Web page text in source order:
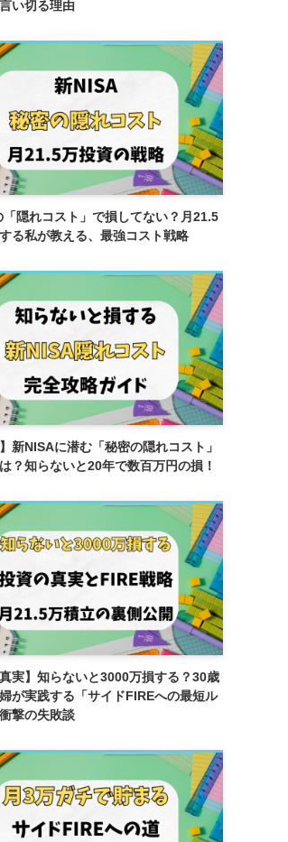
い切る理由
「隠れコスト」で損してない？月21.5
る私が教える、最強コスト戦略
】新NISAに潜む「秘密の隠れコスト」
？知らないと20年で数百万円の損！
真実】知らないと3000万損する？30歳
が実践する「サイドFIREへの最短ル
撃の失敗談